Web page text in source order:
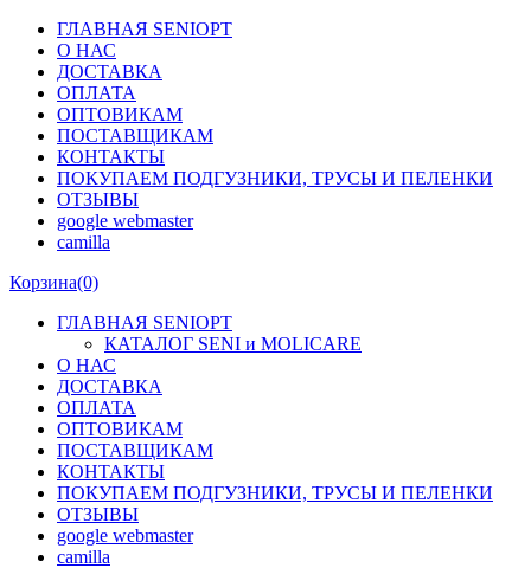
ГЛАВНАЯ SENIOPT
О НАС
ДОСТАВКА
ОПЛАТА
ОПТОВИКАМ
ПОСТАВЩИКАМ
КОНТАКТЫ
ПОКУПАЕМ ПОДГУЗНИКИ, ТРУСЫ И ПЕЛЕНКИ
ОТЗЫВЫ
google webmaster
camilla
Корзина(0)
ГЛАВНАЯ SENIOPT
КАТАЛОГ SENI и MOLICARE
О НАС
ДОСТАВКА
ОПЛАТА
ОПТОВИКАМ
ПОСТАВЩИКАМ
КОНТАКТЫ
ПОКУПАЕМ ПОДГУЗНИКИ, ТРУСЫ И ПЕЛЕНКИ
ОТЗЫВЫ
google webmaster
camilla